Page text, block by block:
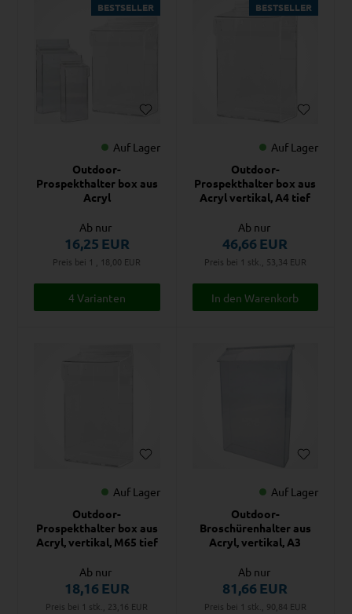
BESTSELLER
Auf Lager
Outdoor-
Prospekthalter box aus
Acryl
Ab nur
16,25 EUR
Preis bei 1 , 18,00 EUR
4 Varianten
BESTSELLER
Auf Lager
Outdoor-
Prospekthalter box aus
Acryl vertikal, A4 tief
Ab nur
46,66EUR
Preis bei 1 stk., 53,34 EUR
Auf Lager
Outdoor-
Prospekthalter box aus
Acryl, vertikal, M65 tief
Ab nur
18,16EUR
Preis bei 1 stk., 23,16 EUR
Auf Lager
Outdoor-
Broschürenhalter aus
Acryl, vertikal, A3
Ab nur
81,66EUR
Preis bei 1 stk., 90,84 EUR